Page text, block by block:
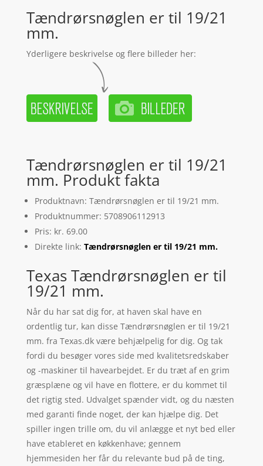
Tændrørsnøglen er til 19/21
mm.
Yderligere beskrivelse og flere billeder her:
Tændrørsnøglen er til 19/21
mm. Produkt fakta
Produktnavn: Tændrørsnøglen er til 19/21 mm.
Produktnummer: 5708906112913
Pris: kr. 69.00
Direkte link: Tændrørsnøglen er til 19/21 mm.
Texas Tændrørsnøglen er til
19/21 mm.
Når du har sat dig for, at haven skal have en
ordentlig tur, kan disse Tændrørsnøglen er til 19/21
mm. fra Texas.dk være behjælpelig for dig. Og tak
fordi du besøger vores side med kvalitetsredskaber
og -maskiner til havearbejdet. Er du træt af en grim
græsplæne og vil have en flottere, er du kommet til
det rigtig sted. Udvalget spænder vidt, og du næsten
med garanti finde noget, der kan hjælpe dig. Det
spiller ingen trille om, du vil anlægge et nyt bed eller
have etableret en køkkenhave; gennem
hjemmesiden her får du relevante bud på de ting,